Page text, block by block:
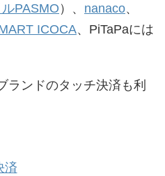
PASMO）、 nanaco、
ICOCA、PiTaPaには
ランドのタッチ決済も利
済